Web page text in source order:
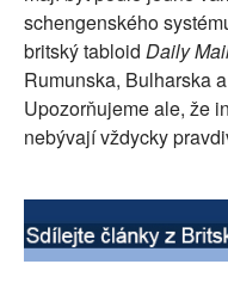
SOCIÁLNÍ SÍTĚ
RUBRIKY
PLNÁ VERZE STRÁNEK
schengenského
britský tabloid Daily
Rumunska, Bulharska
Upozorňujeme ale, že
nebývají vždycky